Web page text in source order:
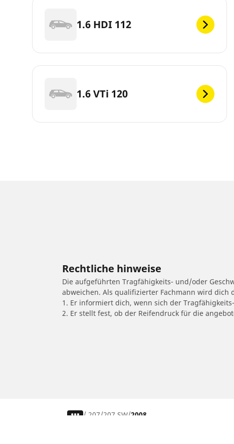
1.6 HDI 112
1.6 VTi 120
Rechtliche hinweise
Die aufgeführten Tragfähigkeits- und/oder
abweichen. Als qualifizierter Fachmann wird
1. Er informiert dich, wenn sich der
2. Er stellt fest, ob der Reifendruck für die
/ 207 207 SW 2008